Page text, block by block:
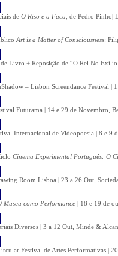
de O Riso e a Faca , de Pedro
Art is a Matter of Consciousness:
Livro + Reposição de “O Rei No
– Lisbon Screendance Festival |
Futurama | 14 e 29 de Novembro,
Internacional de Videopoesia | 8 e 9
Cinema Experimental Português: O
Room Lisboa | 23 a 26 Out,
Museu como Performance | 18 e 19 de
Diversos | 3 a 12 Out, Minde &
Festival de Artes Performativas |